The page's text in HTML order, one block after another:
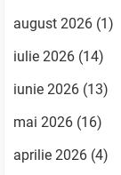
august 2026 (1)
iulie 2026 (14)
iunie 2026 (13)
mai 2026 (16)
aprilie 2026 (4)